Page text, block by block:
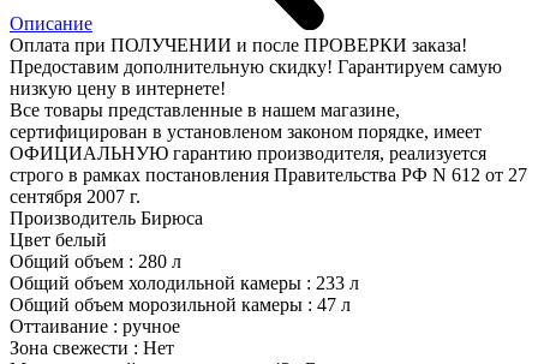
Описание
Оплата при ПОЛУЧЕНИИ и после ПРОВЕРКИ заказа!
Предоставим дополнительную скидку! Гарантируем самую
низкую цену в интернете!
Все товары представленные в нашем магазине,
сертифицирован в установленом законом порядке, имеет
ОФИЦИАЛЬНУЮ гарантию производителя, реализуется
строго в рамках постановления Правительства РФ N 612 от 27
сентября 2007 г.
Производитель Бирюса
Цвет белый
Общий объем : 280 л
Общий объем холодильной камеры : 233 л
Общий объем морозильной камеры : 47 л
Оттаивание : ручное
Зона свежести : Нет